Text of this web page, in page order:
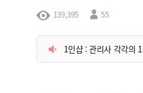
139,395 55
1인샵 : 관리사 각각의